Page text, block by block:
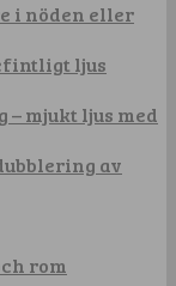
i nöden eller
ljus
mjukt ljus med
av
rom